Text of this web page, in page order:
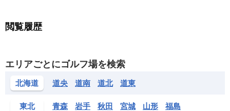
閲覧履歴
エリアごとにゴルフ場を検索
北海道 道央 道南 道北 道東
東北 青森 岩手 秋田 宮城 山形 福島